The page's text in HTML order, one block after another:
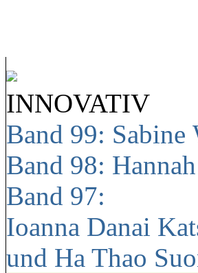
INNOVATIV
Band 99: Sabine
Band 98:
Band 97:
Ioanna Danai
und Ha Thao